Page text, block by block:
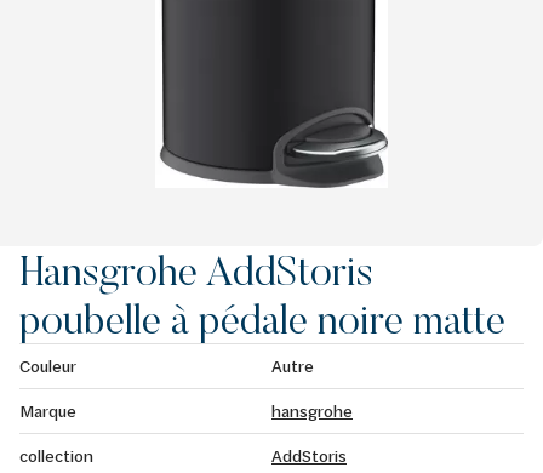
Hansgrohe AddStoris
poubelle à pédale noire matte
Couleur
Autre
Marque
hansgrohe
collection
AddStoris